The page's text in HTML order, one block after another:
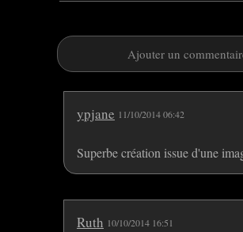
Ajouter un
ypjane 11/10/2014 06:42
Superbe création issue d'une
Ruth 10/10/2014 16:51